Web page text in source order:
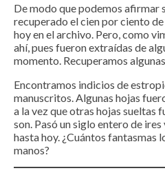
De modo que podemos afirmar
recuperado el cien por ciento
hoy en el archivo. Pero, como
ahí, pues fueron extraídas de
momento. Recuperamos
Encontramos indicios de
manuscritos. Algunas hojas
a la vez que otras hojas sueltas
son. Pasó un siglo entero de ires
hasta hoy. ¿Cuántos fantasmas
manos?